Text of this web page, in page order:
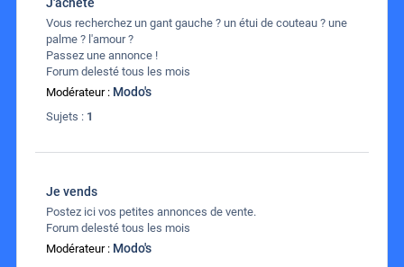
Vous recherchez un gant gauche ? un étui de couteau ? une
palme ? l'amour ?
Passez une annonce !
Forum delesté tous les mois
Modérateur : Modo's
Sujets : 1
Je vends
Postez ici vos petites annonces de vente.
Forum delesté tous les mois
Modérateur : Modo's